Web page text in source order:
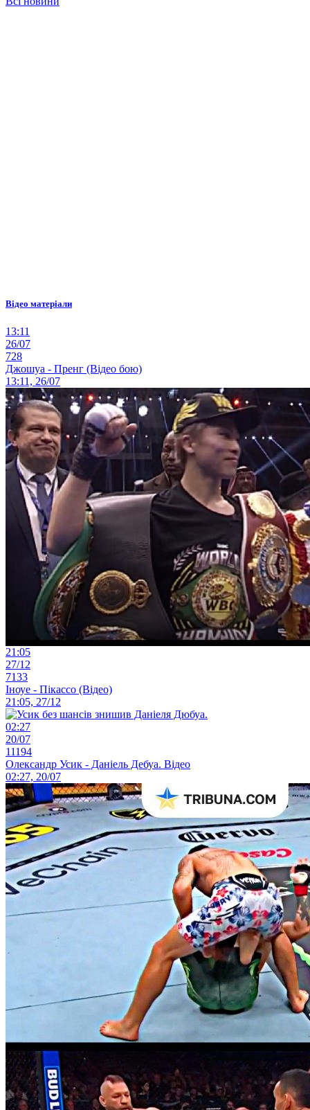
Відео матеріали
13:11
26/07
728
Джошуа - Пренг (Відео бою)
13:11, 26/07
21:05
27/12
7133
Іноуе - Пікассо (Відео)
21:05, 27/12
02:27
20/07
11194
Олександр Усик - Даніель Дебуа. Відео
02:27, 20/07